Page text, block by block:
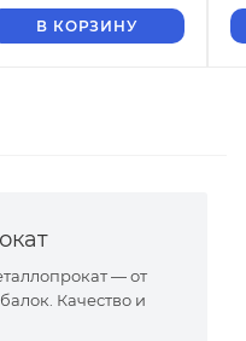
В КОРЗИНУ
— от
Качество и